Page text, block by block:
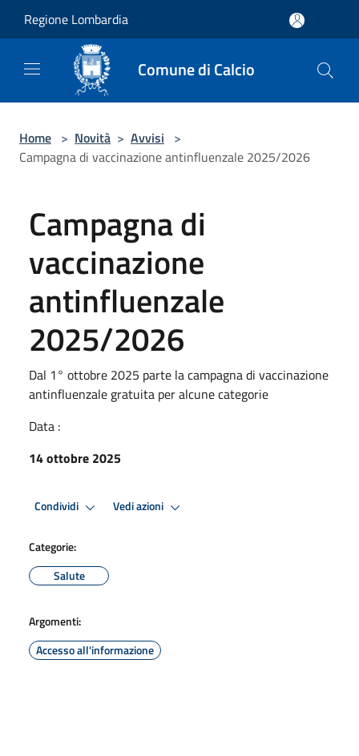
Regione Lombardia
Comune di Calcio
Home > Novità > Avvisi >
Campagna di vaccinazione antinfluenzale 2025/2026
Campagna di
vaccinazione
antinfluenzale
2025/2026
Dal 1° ottobre 2025 parte la campagna di vaccinazione
antinfluenzale gratuita per alcune categorie
Data :
14 ottobre 2025
Condividi Vedi azioni
Categorie:
Salute
Argomenti:
Accesso all'informazione